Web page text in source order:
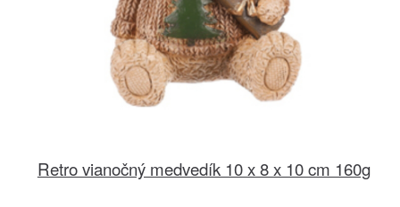
Retro vianočný medvedík 10 x 8 x 10 cm 160g